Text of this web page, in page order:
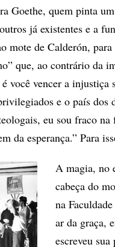
Goethe, quem pinta
já existentes e a
mote de Calderón,
que, ao contrário da
você vencer a injustiça
e o país dos
eu sou fraco
da esperança.” Para
A magia, no
cabeça do
na
ar da graça,
escreveu